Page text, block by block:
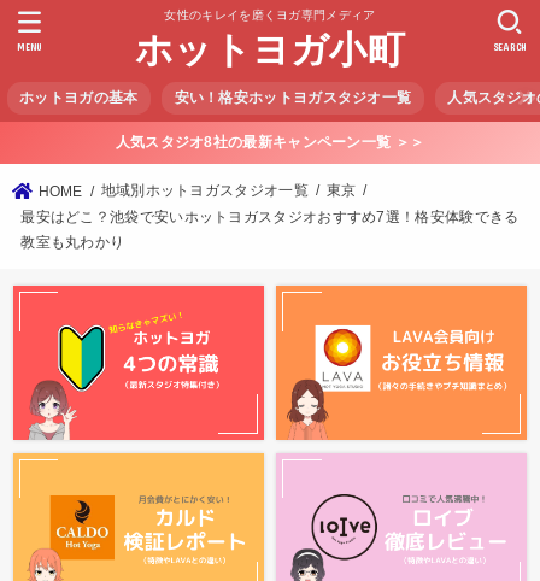
女性のキレイを磨くヨガ専門メディア
ホットヨガ小町
ホットヨガの基本 安い！格安ホットヨガスタジオ一覧 人気スタジ
SEARCH
MENU
人気スタジオ8社の最新キャンペーン一覧 ＞＞
HOME 地域別ホットヨガスタジオ一覧
東京
最安はどこ？池袋で安いホットヨガスタジオおすすめ7選！格安体験できる
教室も丸わかり